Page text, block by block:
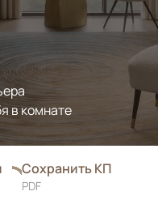
в комнате
Сохранить КП
PDF